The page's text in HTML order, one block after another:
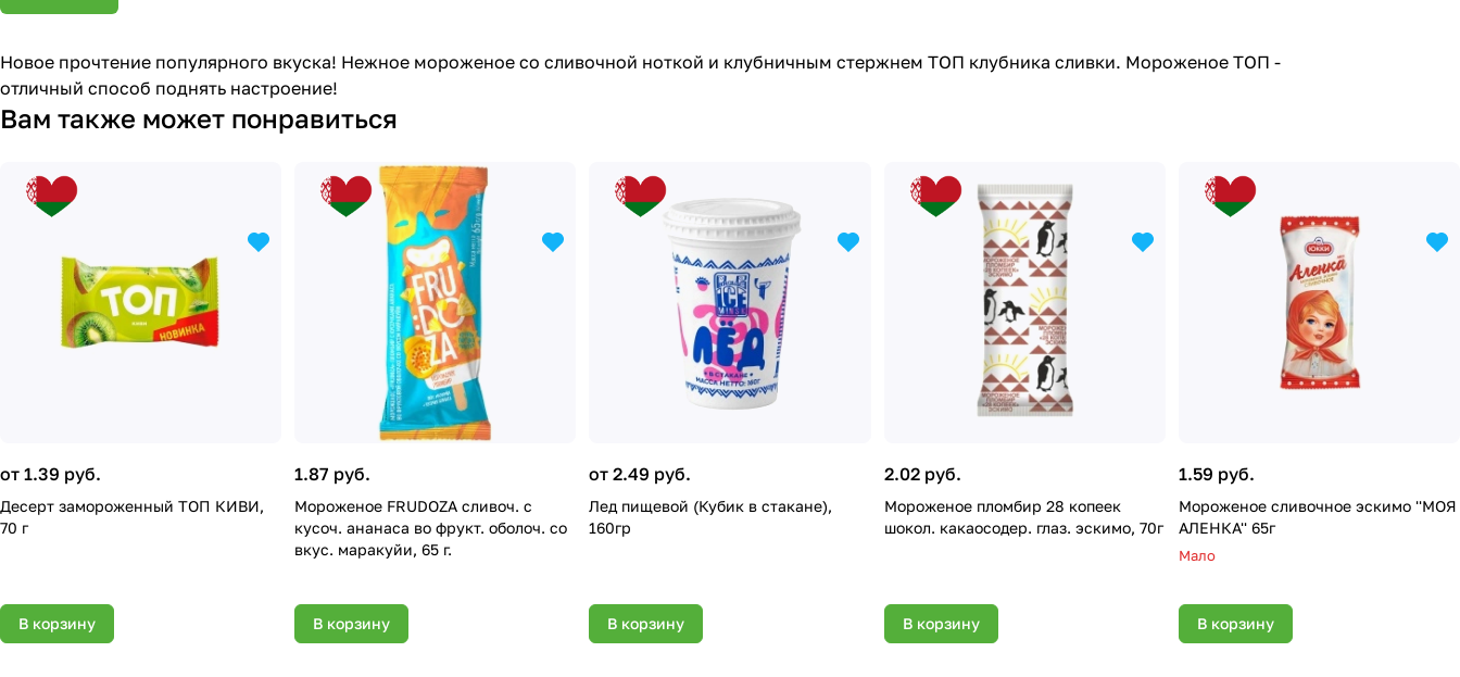
Новое прочтение популярного вкуска! Нежное мороженое со сливочной ноткой и клубничным стержнем ТОП клубника сливки. Мороженое ТОП -
отличный способ поднять настроение!
Вам также может понравиться
от 1.39 руб.
Десерт замороженный ТОП КИВИ,
70 г
В корзину
1.87 руб.
Мороженое FRUDOZA сливоч. с
кусоч. ананаса во фрукт. оболоч. со
вкус. маракуйи, 65 г.
В корзину
от 2.49 руб.
Лед пищевой (Кубик в стакане),
160гр
В корзину
2.02 руб.
Мороженое пломбир 28 копеек
шокол. какаосодер. глаз. эскимо, 70г
В корзину
1.59 руб.
Мороженое сливочное эскимо ''МОЯ
АЛЕНКА'' 65г
Мало
В корзину